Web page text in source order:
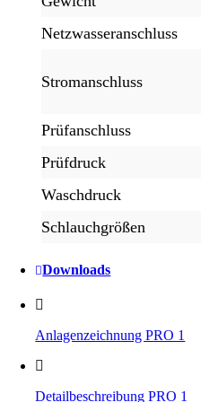
Netz­wasser­anschluss
Strom­anschluss
Prüf­anschluss
Prüf­druck
Wasch­druck
Schlauch­größen
Downloads
Anlagenzeichnung PRO 1
Detailbeschreibung PRO 1